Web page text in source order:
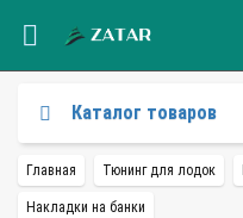
Каталог товаров
Главная Тюнинг для лодок
Накладки на банки